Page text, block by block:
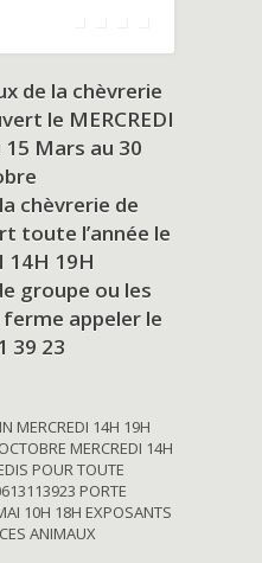
de la chèvrerie
le MERCREDI
15 Mars au 30
chèvrerie de
toute l’année le
14H 19H
groupe ou les
appeler le
39 23
MERCREDI 14H 19H
MERCREDI 14H
POUR TOUTE
PORTE
10H 18H EXPOSANTS
ANIMAUX